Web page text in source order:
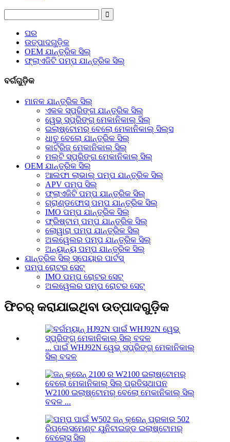
ଘର
ଉତ୍ପାଦଗୁଡ଼ିକ
OEM ଯାନ୍ତ୍ରିକ ସିଲ୍
ଫ୍ଲାଏଜିଟି ପମ୍ପ ଯାନ୍ତ୍ରିକ ସିଲ୍
ବର୍ଗଗୁଡ଼ିକ
ମାନକ ଯାନ୍ତ୍ରିକ ସିଲ୍
ଏକକ ସ୍ପ୍ରିଙ୍ଗ ଯାନ୍ତ୍ରିକ ସିଲ୍
ୱେଭ୍ ସ୍ପ୍ରିଙ୍ଗ୍ ମେକାନିକାଲ୍ ସିଲ୍
ଇଲାଷ୍ଟୋମର୍ ବେଲୋ ମେକାନିକାଲ୍ ସିଲ୍ସ
ଧାତୁ ବେଲୋ ଯାନ୍ତ୍ରିକ ସିଲ୍
କାର୍ଟ୍ରିଜ୍ ମେକାନିକାଲ୍ ସିଲ୍
ମଲ୍ଟି ସ୍ପ୍ରିଙ୍ଗ ମେକାନିକାଲ୍ ସିଲ୍
OEM ଯାନ୍ତ୍ରିକ ସିଲ୍
ଆଲଫା ଲାଭାଲ୍ ପମ୍ପ ଯାନ୍ତ୍ରିକ ସିଲ୍
APV ପମ୍ପ ସିଲ୍
ଫ୍ଲାଏଜିଟି ପମ୍ପ ଯାନ୍ତ୍ରିକ ସିଲ୍
ଗ୍ରାଣ୍ଡଫୋସ୍ ପମ୍ପ ଯାନ୍ତ୍ରିକ ସିଲ୍
IMO ପମ୍ପ ଯାନ୍ତ୍ରିକ ସିଲ୍
ଫ୍ରିଷ୍ଟାମ୍ ପମ୍ପ ଯାନ୍ତ୍ରିକ ସିଲ୍
ଲୋୱାରା ପମ୍ପ ଯାନ୍ତ୍ରିକ ସିଲ୍
ଅଲୱେଲର ପମ୍ପ ଯାନ୍ତ୍ରିକ ସିଲ୍
ଅନ୍ୟାନ୍ୟ ପମ୍ପ ଯାନ୍ତ୍ରିକ ସିଲ୍
ଯାନ୍ତ୍ରିକ ସିଲ୍ ସ୍ପେୟାର ପାର୍ଟସ୍
ପମ୍ପ ରୋଟର ସେଟ୍
IMO ପମ୍ପ ରୋଟର ସେଟ୍
ଅଲୱେଲର ପମ୍ପ ରୋଟର ସେଟ୍
ଫିଚର୍ କରାଯାଇଥିବା ଉତ୍ପାଦଗୁଡ଼ିକ
... ପାଇଁ WHJ92N ୱେଭ୍ ସ୍ପ୍ରିଙ୍ଗ୍ ମେକାନିକାଲ୍
ସିଲ୍ ବଦଳ
W2100 ଇଲାଷ୍ଟୋମର୍ ବେଲୋ ମେକାନିକାଲ୍ ସିଲ୍
ବଦଳ ...